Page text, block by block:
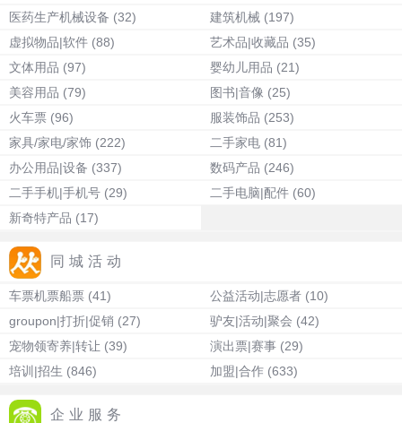
医药生产机械设备 (32) 建筑机械 (197)
虚拟物品|软件 (88) 艺术品|收藏品 (35)
文体用品 (97) 婴幼儿用品 (21)
美容用品 (79) 图书|音像 (25)
火车票 (96) 服装饰品 (253)
家具/家电/家饰 (222) 二手家电 (81)
办公用品|设备 (337) 数码产品 (246)
二手手机|手机号 (29) 二手电脑|配件 (60)
新奇特产品 (17)
同城活动
车票机票船票 (41) 公益活动|志愿者 (10)
groupon|打折|促销 (27) 驴友|活动|聚会 (42)
宠物领寄养|转让 (39) 演出票|赛事 (29)
培训|招生 (846) 加盟|合作 (633)
企业服务